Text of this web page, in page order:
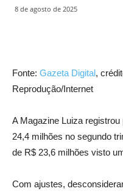
8 de agosto de 2025
Fonte: Gazeta Digital,
Reprodução/Internet
A Magazine Luiza
24,4 milhões no segundo
de R$ 23,6 milhões visto
Com ajustes,